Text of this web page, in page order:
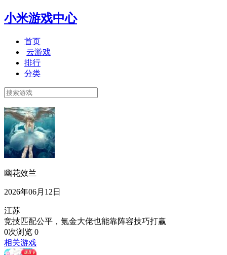
小米游戏中心
首页
云游戏
排行
分类
幽花效兰
2026年06月12日
江苏
竞技匹配公平，氪金大佬也能靠阵容技巧打赢
0次浏览 0
相关游戏